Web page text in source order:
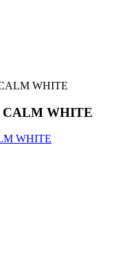
WHITE
CALM WHITE